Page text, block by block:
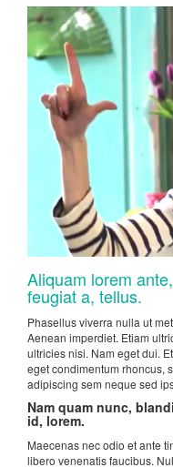
Aliquam lorem
feugiat a, tellus.
Phasellus viverra nulla ut
Aenean imperdiet. Etiam
ultricies nisi. Nam eget dui.
eget condimentum rhoncus,
adipiscing sem neque sed
Nam quam nunc,
id, lorem.
Maecenas nec odio et ante
libero venenatis faucibus.